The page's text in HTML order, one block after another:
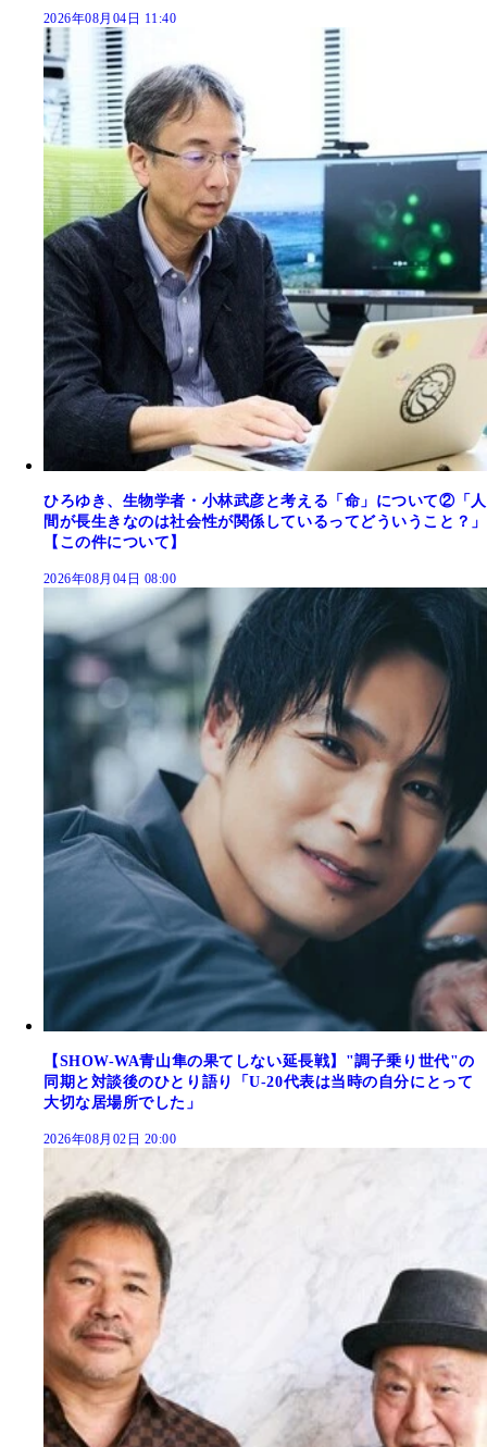
2026年08月04日 11:40
ひろゆき、生物学者・小林武彦と考える「命」について②「人
間が長生きなのは社会性が関係しているってどういうこと？」
【この件について】
2026年08月04日 08:00
【SHOW-WA青山隼の果てしない延長戦】"調子乗り世代"の
同期と対談後のひとり語り「U-20代表は当時の自分にとって
大切な居場所でした」
2026年08月02日 20:00